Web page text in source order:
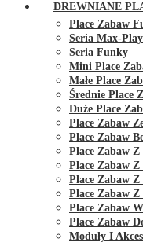
DREWNIANE
Place Zabaw
Seria Max-Play
Seria Funky
Mini Place
Małe Place
Średnie Place
Duże Place
Place Zabaw
Place Zabaw
Place Zabaw
Place Zabaw
Place Zabaw
Place Zabaw
Place Zabaw
Place Zabaw
Moduły I